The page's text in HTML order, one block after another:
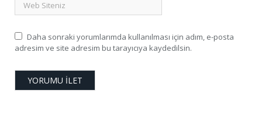
Daha sonraki yorumlarımda kullanılması için adım, e-posta
adresim ve site adresim bu tarayıcıya kaydedilsin.